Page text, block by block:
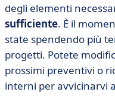
degli elementi
sufficiente. È il
state spendendo più
progetti. Potete
prossimi preventivi o
interni per avvicinarvi